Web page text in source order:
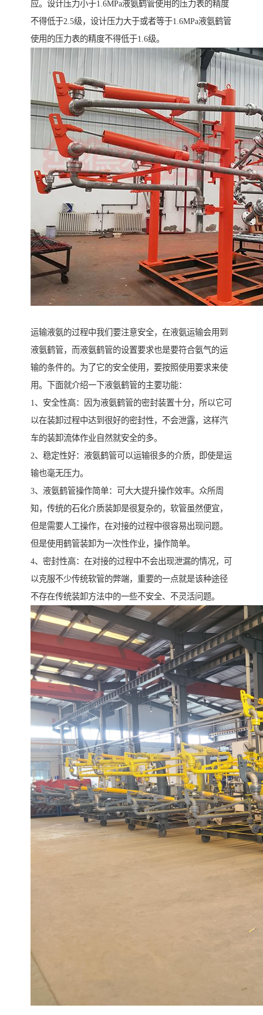
应。设计压力小于1.6MPa液氨鹤管使用的压力表的精度
不得低于2.5级，设计压力大于或者等于1.6MPa液氨鹤管
使用的压力表的精度不得低于1.6级。
运输液氨的过程中我们要注意安全，在液氨运输会用到
液氨鹤管，而液氨鹤管的设置要求也是要符合氨气的运
输的条件的。为了它的安全使用，要按照使用要求来使
用。下面就介绍一下液氨鹤管的主要功能：
1、安全性高：因为液氨鹤管的密封装置十分，所以它可
以在装卸过程中达到很好的密封性，不会泄露，这样汽
车的装卸流体作业自然就安全的多。
2、稳定性好：液氨鹤管可以运输很多的介质，即使是运
输也毫无压力。
3、液氨鹤管操作简单：可大大提升操作效率。众所周
知，传统的石化介质装卸是很复杂的，软管虽然便宜，
但是需要人工操作，在对接的过程中很容易出现问题。
但是使用鹤管装卸为一次性作业，操作简单。
4、密封性高：在对接的过程中不会出现泄漏的情况，可
以克服不少传统软管的弊端，重要的一点就是该种途径
不存在传统装卸方法中的一些不安全、不灵活问题。